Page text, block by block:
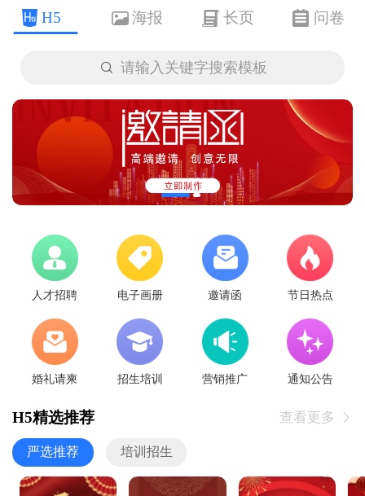
H5 海报 长页 问卷
 请输入关键字搜索模板
人才招聘 电子画册 邀请函 节日热点
婚礼请柬 招生培训 营销推广 通知公告
H5精选推荐 查看更多 
严选推荐 培训招生